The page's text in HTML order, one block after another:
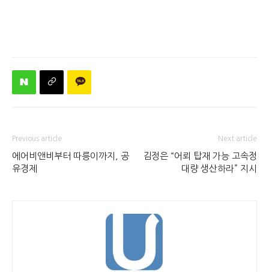
Previous article
에어비앤비부터 따릉이까지, 공
유경제
Next article
김정은 “어뢰 탑재 가능 고속정
대량 생산하라” 지시